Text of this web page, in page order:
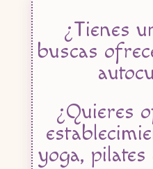
¿Tienes
buscas
¿Quieres
yoga,